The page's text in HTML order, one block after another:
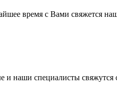
время с Вами свяжется
и наши специалисты